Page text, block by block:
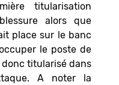
titularisation
alors que
place sur le banc
le poste de
titularisé dans
A noter la